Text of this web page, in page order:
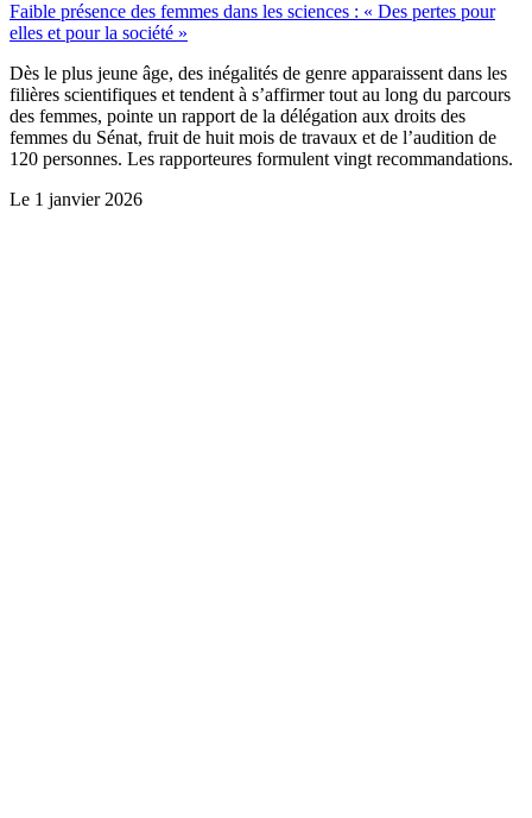
Faible présence des femmes dans les sciences : « Des pertes pour
elles et pour la société »
Dès le plus jeune âge, des inégalités de genre apparaissent dans les
filières scientifiques et tendent à s’affirmer tout au long du parcours
des femmes, pointe un rapport de la délégation aux droits des
femmes du Sénat, fruit de huit mois de travaux et de l’audition de
120 personnes. Les rapporteures formulent vingt recommandations.
Le 1 janvier 2026